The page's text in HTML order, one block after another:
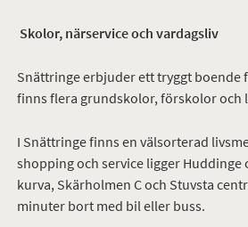
Skolor, närservice och vardagsliv
Snättringe erbjuder ett tryggt boende
finns flera grundskolor, förskolor och
I Snättringe finns en välsorterad
shopping och service ligger Huddinge
kurva, Skärholmen C och Stuvsta
minuter bort med bil eller buss.